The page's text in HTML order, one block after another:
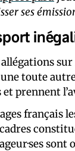
ses
toute autre
et prennent
français